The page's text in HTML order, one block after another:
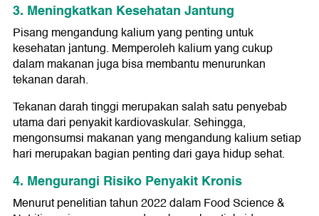
3. Meningkatkan Kesehatan Jantung
Pisang mengandung kalium yang penting untuk
kesehatan jantung. Memperoleh kalium yang cukup
dalam makanan juga bisa membantu menurunkan
tekanan darah.
Tekanan darah tinggi merupakan salah satu penyebab
utama dari penyakit kardiovaskular. Sehingga,
mengonsumsi makanan yang mengandung kalium setiap
hari merupakan bagian penting dari gaya hidup sehat.
4. Mengurangi Risiko Penyakit Kronis
Menurut penelitian tahun 2022 dalam Food Science &